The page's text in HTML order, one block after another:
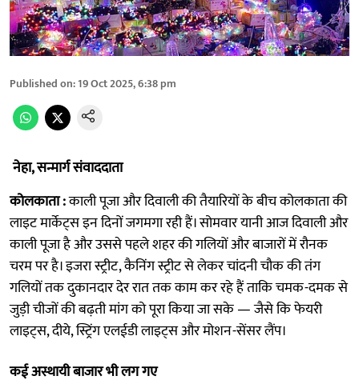
Published on:19 Oct 2025, 6:38 pm
नेहा, सन्मार्ग संवाददाता
कोलकाता :काली पूजा और दिवाली की तैयारियों के बीच कोलकाता की
लाइट मार्केट्स इन दिनों जगमगा रही हैं। सोमवार यानी आज दिवाली और
काली पूजा है और उससे पहले शहर की गलियों और बाजारों में रौनक
चरम पर है। इजरा स्ट्रीट, कैनिंग स्ट्रीट से लेकर चांदनी चौक की तंग
गलियों तक दुकानदार देर रात तक काम कर रहे हैं ताकि चमक-दमक से
जुड़ी चीजों की बढ़ती मांग को पूरा किया जा सके — जैसे कि फेयरी
लाइट्स, दीये, स्ट्रिंग एलईडी लाइट्स और मोशन-सेंसर लैंप।
कई अस्थायी बाजार भी लग गए